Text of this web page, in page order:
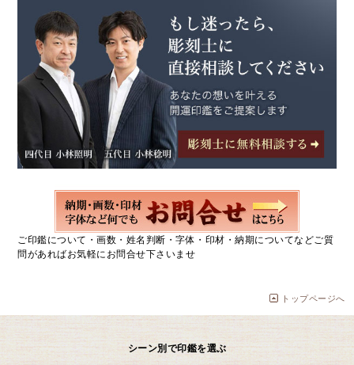
ご印鑑について・画数・姓名判断・字体・印材・納期についてなどご質
問があればお気軽にお問合せ下さいませ
トップページへ
シーン別で印鑑を選ぶ